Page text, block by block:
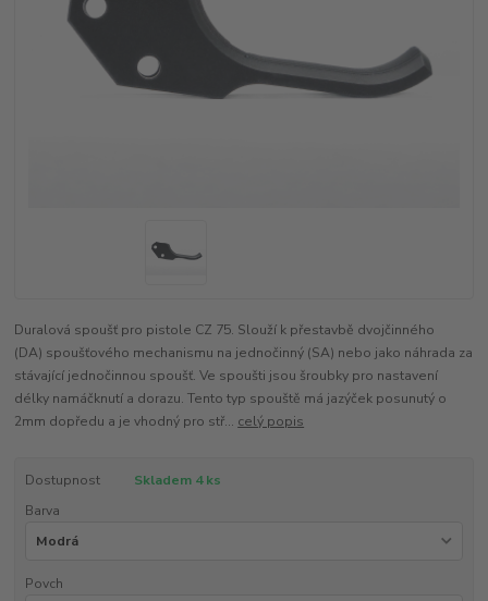
Duralová spoušť pro pistole CZ 75. Slouží k přestavbě dvojčinného
(DA) spoušťového mechanismu na jednočinný (SA) nebo jako náhrada za
stávající jednočinnou spoušť. Ve spoušti jsou šroubky pro nastavení
délky namáčknutí a dorazu. Tento typ spouště má jazýček posunutý o
2mm dopředu a je vhodný pro stř... celý popis
Dostupnost
Skladem 4 ks
Barva
Povch